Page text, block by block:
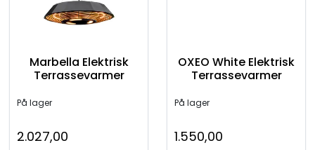
Marbella Elektrisk
Terrassevarmer
På lager
2.027,00
OXEO White Elektrisk
Terrassevarmer
På lager
1.550,00